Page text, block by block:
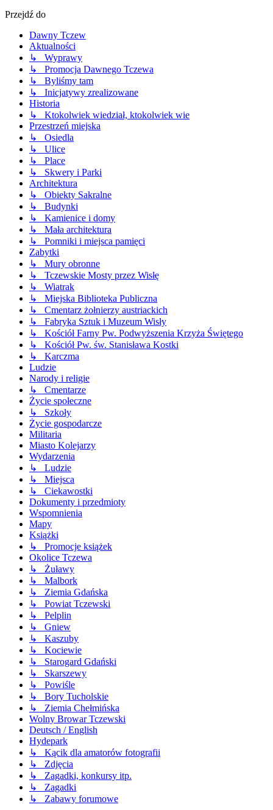
Przejdź do
Dawny Tczew
Aktualności
↳ Wyprawy
↳ Promocja Dawnego Tczewa
↳ Byliśmy tam
↳ Inicjatywy zrealizowane
Historia
↳ Ktokolwiek wiedział, ktokolwiek wie
Przestrzeń miejska
↳ Osiedla
↳ Ulice
↳ Place
↳ Skwery i Parki
Architektura
↳ Obiekty Sakralne
↳ Budynki
↳ Kamienice i domy
↳ Mała architektura
↳ Pomniki i miejsca pamięci
Zabytki
↳ Mury obronne
↳ Tczewskie Mosty przez Wisłę
↳ Wiatrak
↳ Miejska Biblioteka Publiczna
↳ Cmentarz żołnierzy austriackich
↳ Fabryka Sztuk i Muzeum Wisły
↳ Kościół Farny Pw. Podwyższenia Krzyża Świętego
↳ Kościół Pw. św. Stanisława Kostki
↳ Karczma
Ludzie
Narody i religie
↳ Cmentarze
Życie społeczne
↳ Szkoły
Życie gospodarcze
Militaria
Miasto Kolejarzy
Wydarzenia
↳ Ludzie
↳ Miejsca
↳ Ciekawostki
Dokumenty i przedmioty
Wspomnienia
Mapy
Książki
↳ Promocje książek
Okolice Tczewa
↳ Żuławy
↳ Malbork
↳ Ziemia Gdańska
↳ Powiat Tczewski
↳ Pelplin
↳ Gniew
↳ Kaszuby
↳ Kociewie
↳ Starogard Gdański
↳ Skarszewy
↳ Powiśle
↳ Bory Tucholskie
↳ Ziemia Chełmińska
Wolny Browar Tczewski
Deutsch / English
Hydepark
↳ Kącik dla amatorów fotografii
↳ Zdjęcia
↳ Zagadki, konkursy itp.
↳ Zagadki
↳ Zabawy forumowe